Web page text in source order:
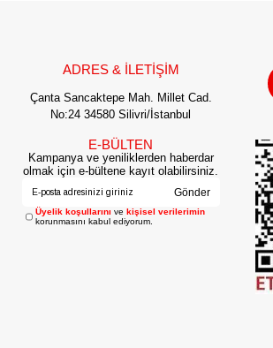
ADRES & İLETİŞİM
Çanta Sancaktepe Mah. Millet Cad.
No:24 34580 Silivri/İstanbul
E-BÜLTEN
Kampanya ve yeniliklerden haberdar
olmak için e-bültene kayıt olabilirsiniz.
Gönder
Üyelik koşullarını vekişisel verilerimin
korunmasını kabul ediyorum.